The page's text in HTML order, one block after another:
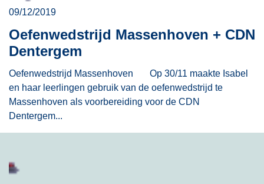
09/12/2019
Oefenwedstrijd Massenhoven + CDN
Dentergem
Oefenwedstrijd Massenhoven Op 30/11 maakte Isabel
en haar leerlingen gebruik van de oefenwedstrijd te
Massenhoven als voorbereiding voor de CDN
Dentergem...